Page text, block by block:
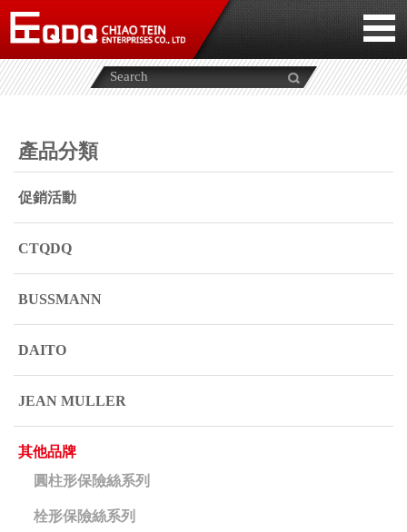
產品分類
促銷活動
CTQDQ
BUSSMANN
DAITO
JEAN MULLER
其他品牌
圓柱形保險絲系列
栓形保險絲系列